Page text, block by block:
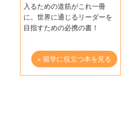
入るための道筋がこれ一冊
に。世界に通じるリーダーを
目指すための必携の書！
» 留学に役立つ本を見る